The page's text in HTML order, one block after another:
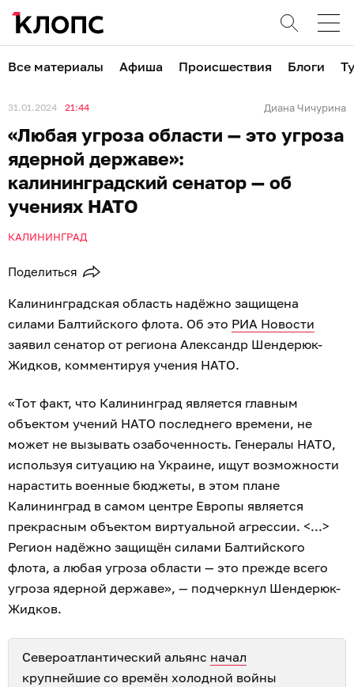
Все материалы Афиша Происшествия Блоги
31.01.2024 21:44 Диана Чичурина
«Любая угроза области — это угроза
ядерной державе»:
калининградский сенатор — об
учениях НАТО
КАЛИНИНГРАД
Поделиться
Калининградская область надёжно защищена
силами Балтийского флота. Об это РИА Новости
заявил сенатор от региона Александр Шендерюк-
Жидков, комментируя учения НАТО.
«Тот факт, что Калининград является главным
объектом учений НАТО последнего времени, не
может не вызывать озабоченность. Генералы НАТО,
используя ситуацию на Украине, ищут возможности
нарастить военные бюджеты, в этом плане
Калининград в самом центре Европы является
прекрасным объектом виртуальной агрессии. <...>
Регион надёжно защищён силами Балтийского
флота, а любая угроза области — это прежде всего
угроза ядерной державе», — подчеркнул Шендерюк-
Жидков.
Североатлантический альянс начал
крупнейшие со времён холодной войны